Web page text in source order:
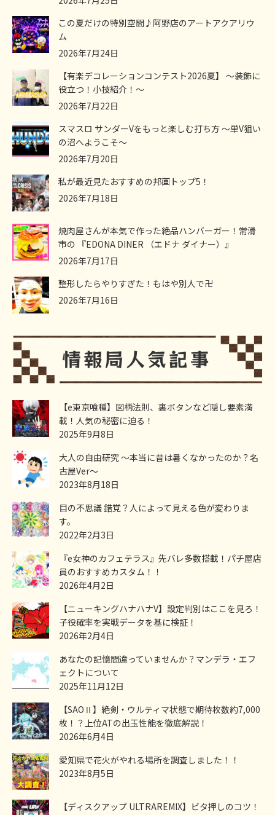
この夏だけの特別空間♪阿野店のアートアクアリウ
ム
2026年7月24日
【有楽デコレーションコンテスト2026夏】 ～装飾に
役立つ！小技紹介！～
2026年7月22日
スマスロ サンダーVをもっと楽しむ打ち方 ～単V狙い
の沼へようこそ～
2026年7月20日
私が最近見たおすすめの邦画トップ5！
2026年7月18日
焼肉屋さんが本気で作った絶品ハンバーガー！常滑
市の 『EDONA DINER （エドナ ダイナー）』
2026年7月17日
整形したらやりすぎた！もはや別人で卍
2026年7月16日
【e東京喰種】図柄法則、裏ボタンなど隠し要素満
載！人気の秘密に迫る！
2025年9月8日
大人の自由研究 ～本当に昔は暑くなかったのか？名
古屋Ver～
2023年8月18日
目の不思議 錯覚？人によって見える色が変わりま
す。
2022年2月3日
『e女神のカフェテラス』先バレ多数搭載！パチ屋店
員のおすすめカスタム！！
2026年4月2日
【ニューキングハナハナV】設定判別はここを見ろ！
子役確率を実戦データを基に検証！
2026年2月4日
あなたの記憶間違っていませんか？マンデラ・エフ
ェクトについて
2025年11月12日
【SAOⅡ】絶剣・ウルティマ状態で期待枚数約7,000
枚！？上位ATの出玉性能を徹底解説！
2026年6月4日
愛知県で花火がやれる場所を調査しました！！
2023年8月5日
【ディスクアップ ULTRAREMIX】ビタ押しのコツ！